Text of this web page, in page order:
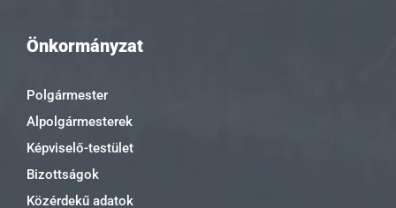
Önkormányzat
Polgármester
Alpolgármesterek
Képviselő-testület
Bizottságok
Közérdekű adatok